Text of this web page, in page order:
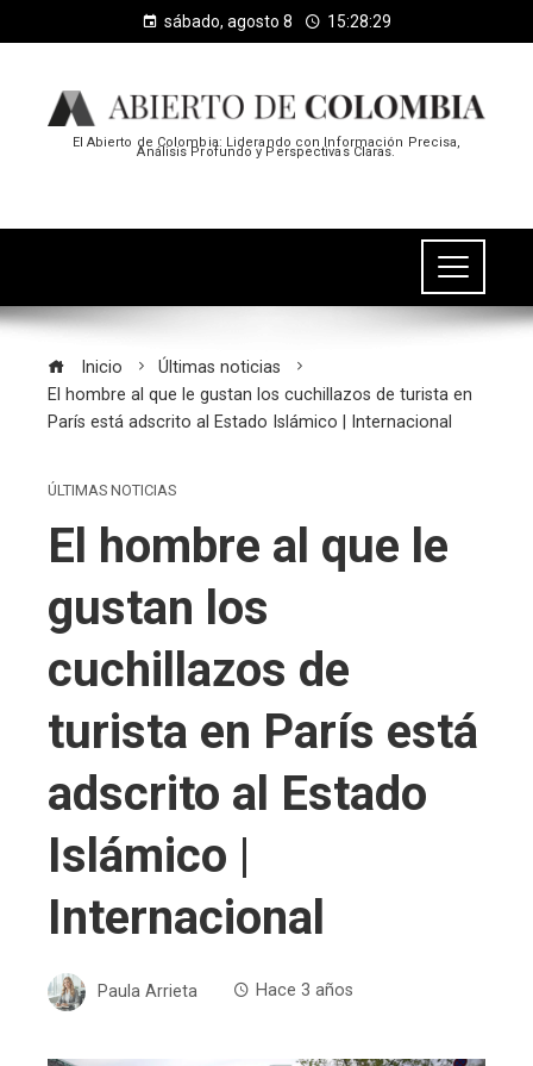
sábado, agosto 8 15:28:29
El Abierto de Colombia: Liderando con Información Precisa,
Análisis Profundo y Perspectivas Claras.
Inicio
Últimas noticias
El hombre al que le gustan los cuchillazos de turista en
París está adscrito al Estado Islámico | Internacional
ÚLTIMAS NOTICIAS
El hombre al que le
gustan los
cuchillazos de
turista en París está
adscrito al Estado
Islámico |
Internacional
Paula Arrieta Hace 3 años